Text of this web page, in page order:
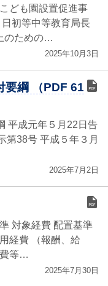
こども園設置促進事
初等中等教育局長
のための…
2025年10月3日
要綱 （PDF 61
平成元年５月22日告
第38号 平成５年３月
2025年7月2日
対象経費 配置基準
経費 （報酬、給
等…
2025年7月30日